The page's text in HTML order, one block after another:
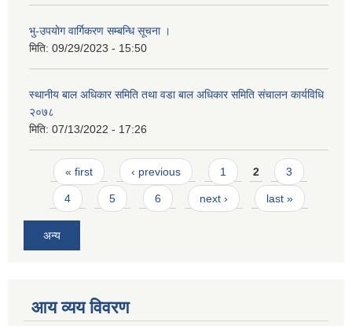
भु-उपयोग वार्गिकरण सम्बन्धि सूचना ।
मिति: 09/29/2023 - 15:50
स्थानीय बाल अधिकार समिति तथा वडा बाल अधिकार समिति संचालन कार्यविधि
२०७८
मिति: 07/13/2022 - 17:26
Pages
« first ‹ previous 1 2 3
4 5 6 next › last »
अन्य
आय व्यय विवरण